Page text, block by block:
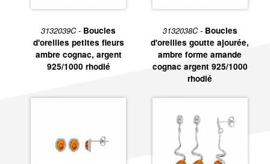
3132039C - Boucles
d'oreilles petites fleurs
ambre cognac, argent
925/1000 rhodié
3132038C - Boucles
d'oreilles goutte ajourée,
ambre forme amande
cognac argent 925/1000
rhodié